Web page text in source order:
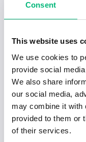
Consent
This website uses
We use cookies to
provide social
We also share
our social media,
may combine it with
provided to them or
of their services.
Använd ditt
push.
Var kreativ:
kreativ i din
interaktiv
från mängden.
Var uthållig:
direkt. Ibland
möjlighet dyker